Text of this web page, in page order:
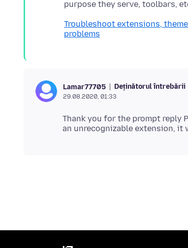
Troubleshoot extensions,
problems
Lamar77705 Deținătorul întrebării
29.08.2020, 01:33
Thank you for the prompt reply